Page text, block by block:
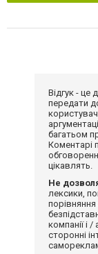
Відгук - це
передати
багатьом
Коментарі
цікавлять.
Не
лексики,
компанії і
сторонні